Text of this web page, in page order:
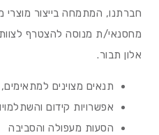
חברתנו, המתמחה בייצור
מחסנאי/ת מנוסה להצטרף
אלון תבור.
תנאים מצוינים
אפשרויות קידום
הסעות מעפולה והסביבה